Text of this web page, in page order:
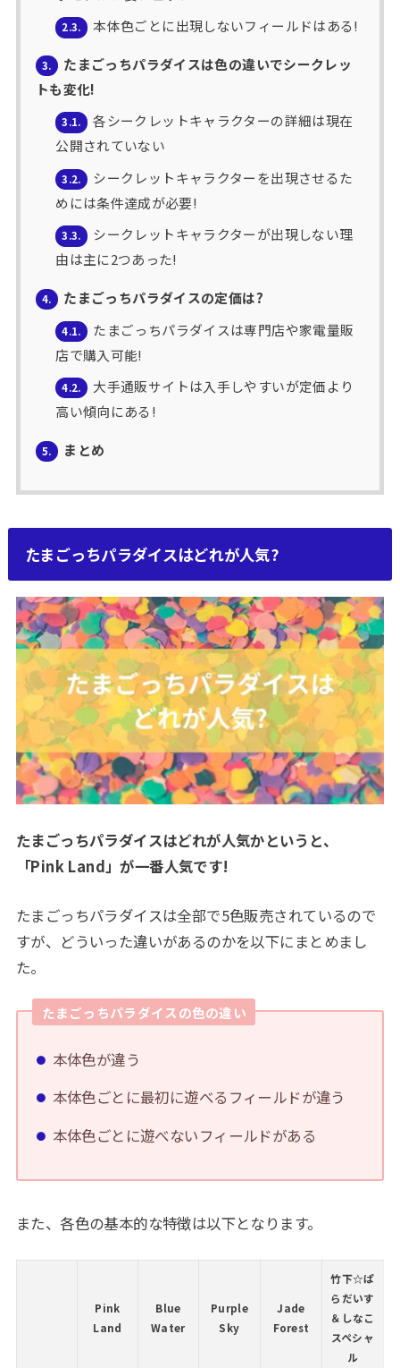
2.3. 本体色ごとに出現しないフィールドはある!
3.
たまごっちパラダイスは色の違いでシークレッ
トも変化!
3.1.
各シークレットキャラクターの詳細は現在
公開されていない
3.2.
シークレットキャラクターを出現させるた
めには条件達成が必要!
3.3.
シークレットキャラクターが出現しない理
由は主に2つあった!
4. たまごっちパラダイスの定価は?
4.1.
たまごっちパラダイスは専門店や家電量販
店で購入可能!
4.2.
大手通販サイトは入手しやすいが定価より
高い傾向にある!
5. まとめ
たまごっちパラダイスはどれが人気?
たまごっちパラダイスはどれが人気かというと、
「Pink Land」が一番人気です!
たまごっちパラダイスは全部で5色販売されているので
すが、どういった違いがあるのかを以下にまとめまし
た。
たまごっちパラダイスの色の違い
本体色が違う
本体色ごとに最初に遊べるフィールドが違う
本体色ごとに遊べないフィールドがある
また、各色の基本的な特徴は以下となります。
Pink
Land
Blue
Water
Purple
Sky
Jade
Forest
竹下☆ぱ
らだいす
＆しなこ
スペシャ
ル